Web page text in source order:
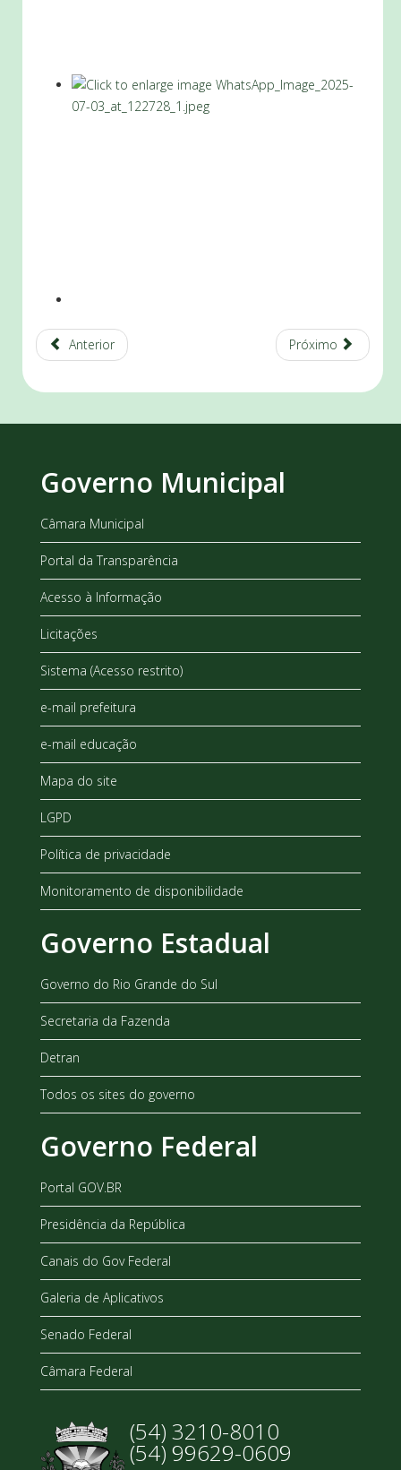
Anterior Próximo
Governo Municipal
Câmara Municipal
Portal da Transparência
Acesso à Informação
Licitações
Sistema (Acesso restrito)
e-mail prefeitura
e-mail educação
Mapa do site
LGPD
Política de privacidade
Monitoramento de disponibilidade
Governo Estadual
Governo do Rio Grande do Sul
Secretaria da Fazenda
Detran
Todos os sites do governo
Governo Federal
Portal GOV.BR
Presidência da República
Canais do Gov Federal
Galeria de Aplicativos
Senado Federal
Câmara Federal
(54) 3210-8010
(54) 99629-0609